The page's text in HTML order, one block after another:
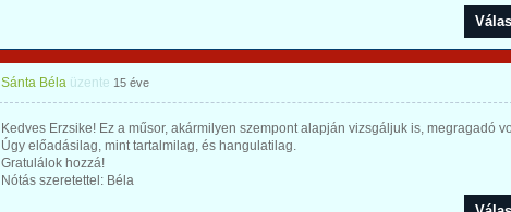
Sánta Béla üzente 15 éve
Kedves Erzsike! Ez a műsor, akármilyen szempont alapján vizsgáljuk is, megragadó
Úgy előadásilag, mint tartalmilag, és hangulatilag.
Gratulálok hozzá!
Nótás szeretettel: Béla